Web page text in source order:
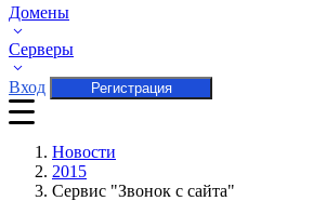
Домены
Серверы
Вход Регистрация
Новости
2015
Сервис "Звонок с сайта"